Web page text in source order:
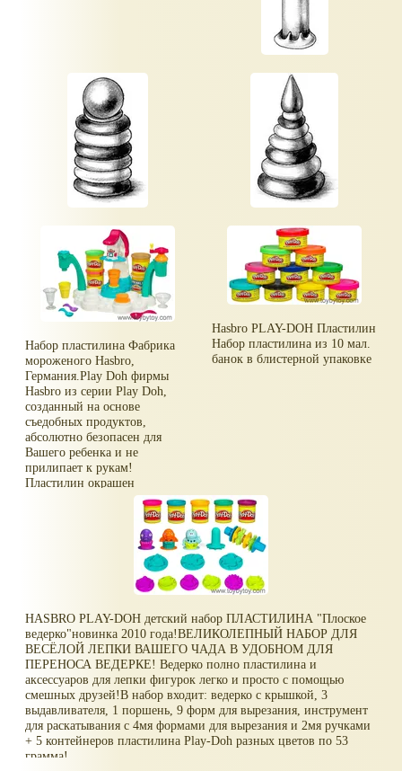
Набор пластилина Фабрика
мороженого Hasbro,
Германия.Play Doh фирмы
Hasbro из серии Play Doh,
созданный на основе
съедобных продуктов,
абсолютно безопасен для
Вашего ребенка и не
прилипает к рукам!
Пластилин окрашен
специальными красителями,
которые не причинят вреда
проглатывании.Позвольте
ребенку почувствовать себя
создателем своего любимого
лакомства-красочных конусов
можно украсить сливками
или топпингом! В набор
входят даже специальные
ложечки!
Hasbro PLAY-DOH Пластилин
Набор пластилина из 10 мал.
банок в блистерной упаковке
HASBRO PLAY-DOH детский набор ПЛАСТИЛИНА "Плоское
ведерко"новинка 2010 года!ВЕЛИКОЛЕПНЫЙ НАБОР ДЛЯ
ВЕСЁЛОЙ ЛЕПКИ ВАШЕГО ЧАДА В УДОБНОМ ДЛЯ
ПЕРЕНОСА ВЕДЕРКЕ! Ведерко полно пластилина и
аксессуаров для лепки фигурок легко и просто с помощью
смешных друзей!В набор входит: ведерко с крышкой, 3
выдавливателя, 1 поршень, 9 форм для вырезания, инструмент
для раскатывания с 4мя формами для вырезания и 2мя ручками
+ 5 контейнеров пластилина Play-Doh разных цветов по 53
грамма!